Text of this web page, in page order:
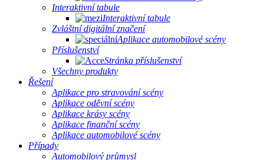
Interaktivní tabule
Interaktivní tabule
Zvláštní digitální značení
Aplikace automobilové scény
Příslušenství
Stránka příslušenství
Všechny produkty
Řešení
Aplikace pro stravování scény
Aplikace oděvní scény
Aplikace krásy scény
Aplikace finanční scény
Aplikace automobilové scény
Případy
Automobilový průmysl